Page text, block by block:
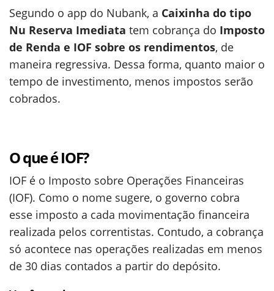
Segundo o app do Nubank, a Caixinha do tipo
Nu Reserva Imediata tem cobrança do Imposto
de Renda e IOF sobre os rendimentos, de
maneira regressiva. Dessa forma, quanto maior o
tempo de investimento, menos impostos serão
cobrados.
O que é IOF?
IOF é o Imposto sobre Operações Financeiras
(IOF). Como o nome sugere, o governo cobra
esse imposto a cada movimentação financeira
realizada pelos correntistas. Contudo, a cobrança
só acontece nas operações realizadas em menos
de 30 dias contados a partir do depósito.